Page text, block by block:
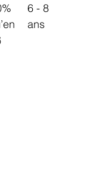
6 - 8
ans